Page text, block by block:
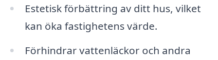
Estetisk förbättring av ditt hus, vilket
kan öka fastighetens värde.
Förhindrar vattenläckor och andra